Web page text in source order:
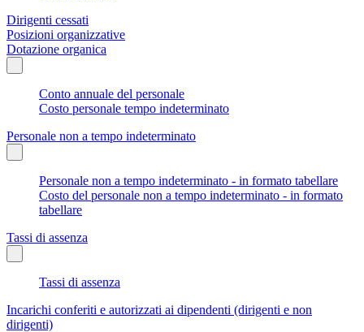
Dirigenti cessati
Posizioni organizzative
Dotazione organica
Conto annuale del personale
Costo personale tempo indeterminato
Personale non a tempo indeterminato
Personale non a tempo indeterminato - in formato tabellare
Costo del personale non a tempo indeterminato - in formato
tabellare
Tassi di assenza
Tassi di assenza
Incarichi conferiti e autorizzati ai dipendenti (dirigenti e non
dirigenti)